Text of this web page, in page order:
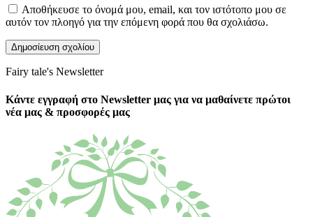
Αποθήκευσε το όνομά μου, email, και τον ιστότοπο μου σε
αυτόν τον πλοηγό για την επόμενη φορά που θα σχολιάσω.
Fairy tale's Newsletter
Κάντε εγγραφή στο Newsletter μας για να μαθαίνετε πρώτοι
νέα μας & προσφορές μας